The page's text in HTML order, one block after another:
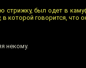
стрижку, был одет в
которой говорится, что
некому.